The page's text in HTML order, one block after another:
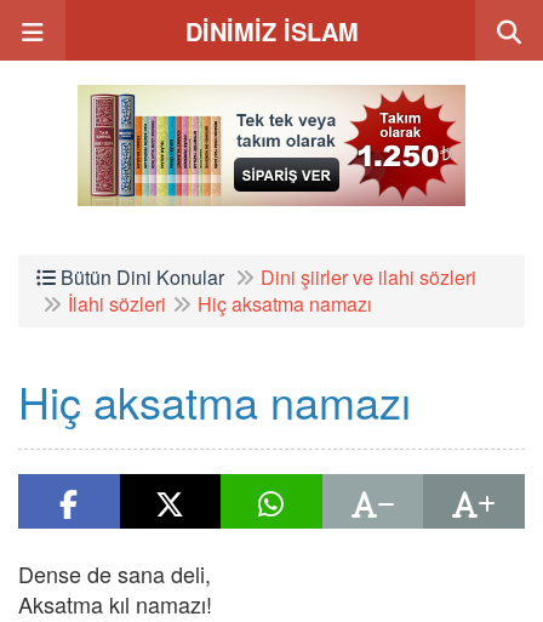
DİNİMİZ İSLAM
Bütün Dini Konular
Dini şiirler ve ilahi sözleri
İlahi sözleri
Hiç aksatma namazı
Hiç aksatma namazı
Dense de sana deli,
Aksatma kıl namazı!